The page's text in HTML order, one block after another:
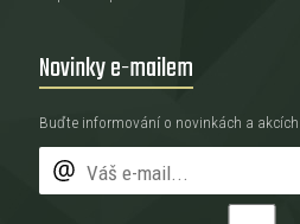
Novinky e-mailem
Buďte informování o novinkách a akcích